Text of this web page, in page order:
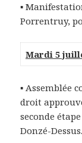
▪
Porrentruy,
Mardi 5
▪ Assemblée
droit
seconde
Donzé-Dessus.